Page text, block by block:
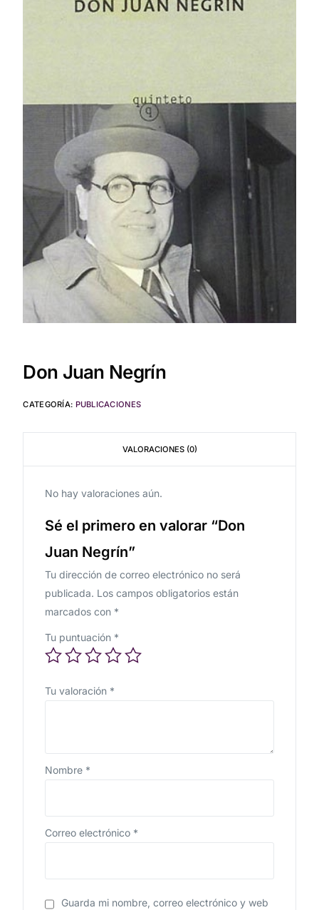
Don Juan Negrín
CATEGORÍA: PUBLICACIONES
VALORACIONES (0)
No hay valoraciones aún.
Sé el primero en valorar “Don
Juan Negrín”
Tu dirección de correo electrónico no será
publicada. Los campos obligatorios están
marcados con *
Tu puntuación *
Tu valoración *
Nombre *
Correo electrónico *
Guarda mi nombre, correo electrónico y web